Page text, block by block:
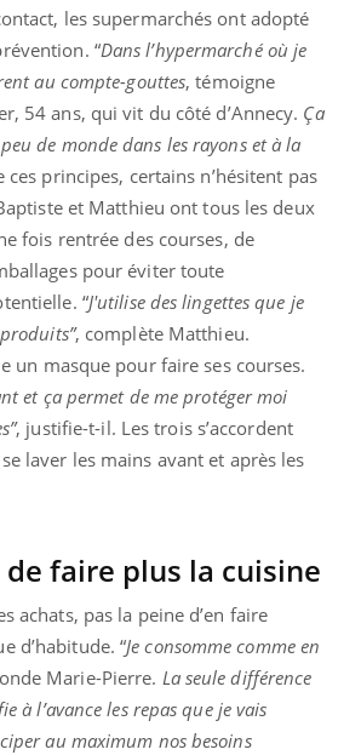
les supermarchés ont adopté
“Dans l’hypermarché où je
au compte-gouttes, témoigne
54 ans, qui vit du côté d’Annecy. Ça
de monde dans les rayons et à la
ces principes, certains n’hésitent pas
et Matthieu ont tous les deux
fois rentrée des courses, de
pour éviter toute
“J'utilise des lingettes que je
, complète Matthieu.
un masque pour faire ses courses.
et ça permet de me protéger moi
, justifie-t-il. Les trois s’accordent
laver les mains avant et après les
de faire plus la cuisine
achats, pas la peine d’en faire
d’habitude. “Je consomme comme en
Marie-Pierre. La seule différence
à l’avance les repas que je vais
au maximum nos besoins